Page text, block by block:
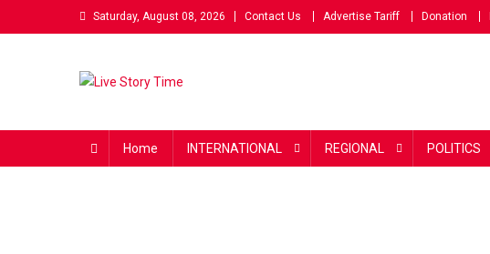
to
Saturday, August 08, 2026 Contact Us Advertise Tariff Donation
Home INTERNATIONAL REGIONAL POLITICS